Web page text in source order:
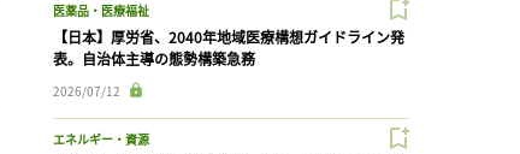
医薬品・医療福祉
【日本】厚労省、2040年地域医療構想ガイドライン発
表。自治体主導の態勢構築急務
2026/07/12
エネルギー・資源